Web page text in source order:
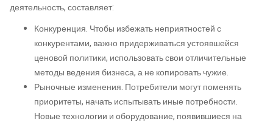
деятельность, составляет:
Конкуренция. Чтобы избежать неприятностей с
конкурентами, важно придерживаться устоявшейся
ценовой политики, использовать свои отличительные
методы ведения бизнеса, а не копировать чужие.
Рыночные изменения. Потребители могут поменять
приоритеты, начать испытывать иные потребности.
Новые технологии и оборудование, появившиеся на